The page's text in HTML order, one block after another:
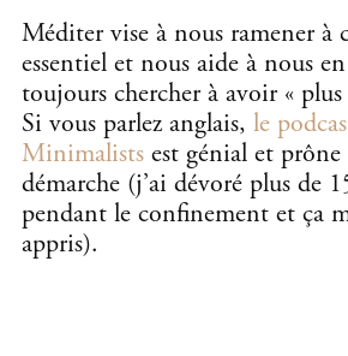
Méditer vise à nous ramener à
essentiel et nous aide à nous
toujours chercher à avoir «
Si vous parlez anglais, le
Minimalists est génial et
démarche (j’ai dévoré plus de
pendant le confinement et ça
appris).